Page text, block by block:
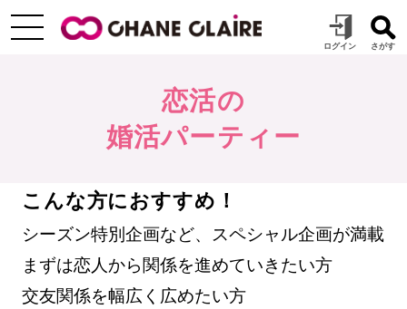
恋活の
婚活パーティー
こんな方におすすめ！
シーズン特別企画など、スペシャル企画が満載
まずは恋人から関係を進めていきたい方
交友関係を幅広く広めたい方